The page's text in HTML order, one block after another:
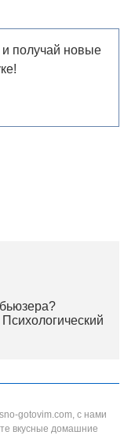
и получай новые
gotovim.com, с нами
вкусные домашние